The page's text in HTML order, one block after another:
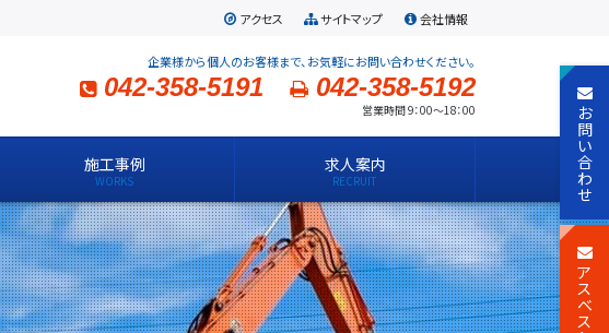
アクセス サイトマップ 会社情報
企業様から個人のお客様まで、お気軽にお問い合わせください。
042-358-5191 042-358-5192
営業時間 9：00～18：00
施工事例 求人案内
お
問
い
合
わ
せ
ア
ス
ベ
ス